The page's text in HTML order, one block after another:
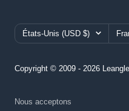
Pays/région
États-Unis (USD $)
Copyright © 2009 - 2026
Nous acceptons